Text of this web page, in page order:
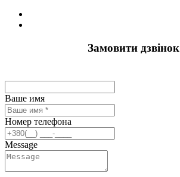
Замовити дзвінок
Ваше имя
Номер телефона
Message